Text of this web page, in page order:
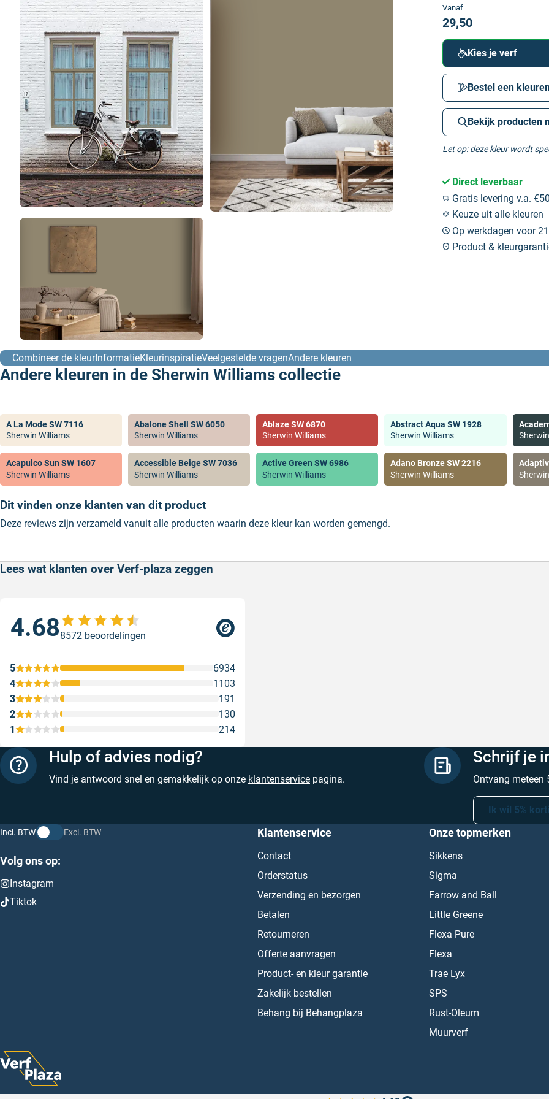
Vanaf
29,50
Kies je verf
Bestel een
Bekijk producten
Let op: deze kleur wordt
Direct leverbaar
Gratis levering v.a.
Keuze uit alle kleuren
Op werkdagen voor
Product &
Combineer de kleurInformatieKleurinspiratieVeelgestelde vragenAndere kleuren
Andere kleuren in de Sherwin Williams collectie
A La Mode SW 7116
Sherwin Williams
Abalone Shell SW 6050
Sherwin Williams
Ablaze SW 6870
Sherwin Williams
Abstract Aqua SW 1928
Sherwin Williams
Acapulco Sun SW 1607
Sherwin Williams
Accessible Beige SW 7036
Sherwin Williams
Active Green SW 6986
Sherwin Williams
Adano Bronze SW 2216
Sherwin Williams
Dit vinden onze klanten van dit product
Deze reviews zijn verzameld vanuit alle producten waarin deze kleur kan worden gemengd.
Lees wat klanten over Verf-plaza zeggen
4.688572 beoordelingen
1 214
2 130
3 191
4 1103
5 6934
Hulp of advies nodig?
Vind je antwoord snel en gemakkelijk op onze klantenservice pagina.
Schrijf je
Ontvang meteen
Ik wil 5%
Incl. BTW Excl. BTW
Volg ons op:
Instagram
Tiktok
Klantenservice
Contact
Orderstatus
Verzending en bezorgen
Betalen
Retourneren
Offerte aanvragen
Product- en kleur garantie
Zakelijk bestellen
Behang bij Behangplaza
Onze topmerken
Sikkens
Sigma
Farrow and Ball
Little Greene
Flexa Pure
Flexa
Trae Lyx
SPS
Rust-Oleum
Muurverf